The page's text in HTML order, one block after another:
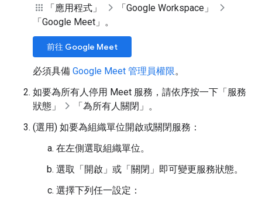
「應用程式」
「Google Workspace」
「Google Meet」 。
前往 Google Meet
必須具備 Google Meet 管理員權限。
如要為所有人停用 Meet 服務，請依序按一下「服務
狀態」
「為所有人關閉」 。
(選用) 如要為組織單位開啟或關閉服務：
在左側選取組織單位。
選取「開啟」 或「關閉」 即可變更服務狀態。
選擇下列任一設定：